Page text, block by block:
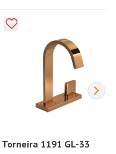
Torneira 1191 GL-33